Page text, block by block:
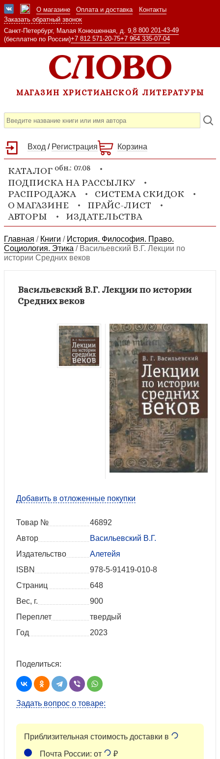
О магазине Оплата и доставка
Контакты
Заказать обратный звонок
Санкт-Петербург, Малая Конюшенная, д. 9, 8 800 201-43-49
(бесплатно по России)+7 812 571-20-75+7 964 335-07-04
МАГАЗИН ХРИСТИАНСКОЙ ЛИТЕРАТУРЫ
Вход / Регистрация Корзина
КАТАЛОГ обн.: 07.08
ПОДПИСКА НА РАССЫЛКУ
РАСПРОДАЖА
СИСТЕМА СКИДОК
О МАГАЗИНЕ
ПРАЙС-ЛИСТ
АВТОРЫ
ИЗДАТЕЛЬСТВА
Главная / Книги / История. Философия. Право.
Социология. Этика / Васильевский В.Г. Лекции по
истории Средних веков
Васильевский В.Г. Лекции по истории
Средних веков
Добавить в отложенные покупки
Товар №
46892
Автор
Васильевский В.Г.
Издательство
Алетейя
ISBN
978-5-91419-010-8
Страниц
648
Вес, г.
900
Переплет
твердый
Год
2023
Поделиться:
Задать вопрос о товаре:
Приблизительная стоимость доставки в
Почта России: от ₽